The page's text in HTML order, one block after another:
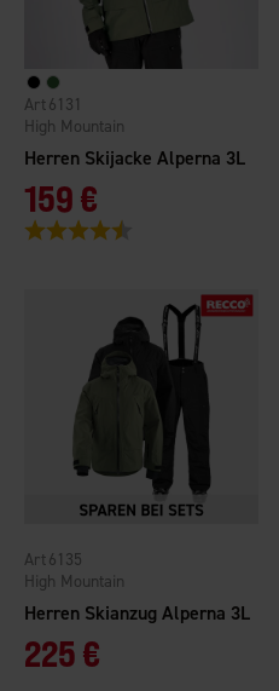
Herren Skijacke Alperna 3L
High Mountain
6131
159 €
Bewertung:
Herren Skianzug Alperna 3L
High Mountain
6135
225 €